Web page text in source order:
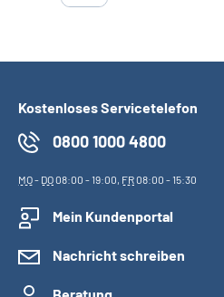
Kostenloses Servicetelefon
0800 1000 4800
MO- DO08:00 - 19:00, FR08:00 - 15:30
Mein Kundenportal
Nachricht schreiben